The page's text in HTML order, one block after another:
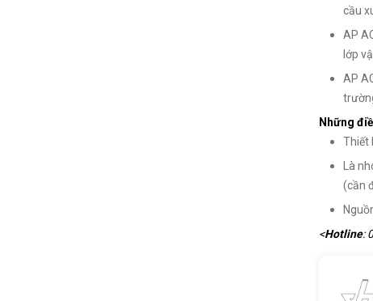
cầu
AP
lớp
AP
Những
Thiết
Là
(cần
<Hotline: